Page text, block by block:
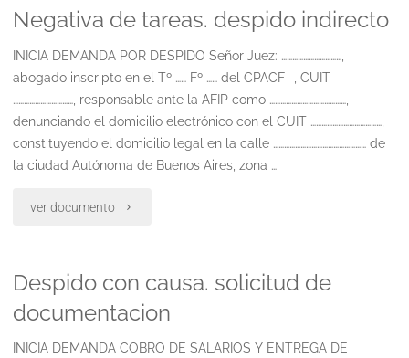
Negativa de tareas. despido indirecto
INICIA DEMANDA POR DESPIDO Señor Juez: ……………………………,
abogado inscripto en el Tº …… Fº …… del CPACF -, CUIT
……………………………, responsable ante la AFIP como ……………………………………,
denunciando el domicilio electrónico con el CUIT …………………………………,
constituyendo el domicilio legal en la calle …………………………………………… de
la ciudad Autónoma de Buenos Aires, zona …
ver documento "Negativa
tareas.
despido
indirecto"
Despido con causa. solicitud de
documentacion
INICIA DEMANDA COBRO DE SALARIOS Y ENTREGA DE